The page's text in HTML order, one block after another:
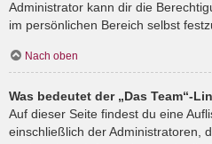
Administrator kann dir die
im persönlichen Bereich selbst
Nach oben
Was bedeutet der „Das Team“-
Auf dieser Seite findest du eine
einschließlich der Administratoren,